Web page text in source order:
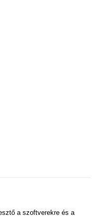
a szoftverekre és a